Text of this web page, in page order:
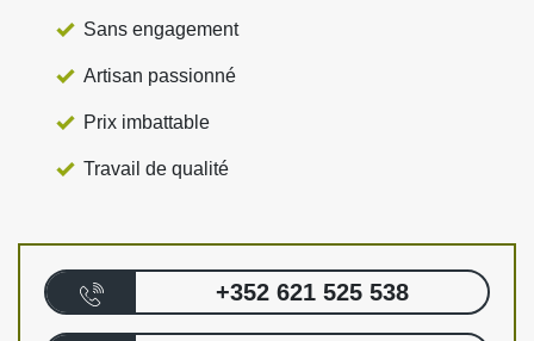
Sans engagement
Artisan passionné
Prix imbattable
Travail de qualité
+352 621 525 538